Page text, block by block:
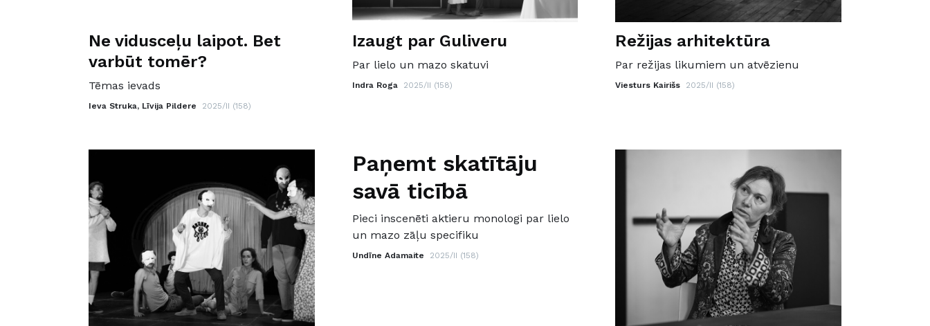
Ne vidusceļu laipot. Bet
varbūt tomēr?
Tēmas ievads
Ieva Struka, Līvija Pildere 2025/II (158)
Izaugt par Guliveru
Par lielo un mazo skatuvi
Indra Roga 2025/II (158)
Režijas arhitektūra
Par režijas likumiem un atvēzienu
Viesturs Kairišs 2025/II (158)
Paņemt skatītāju
savā ticībā
Pieci inscenēti aktieru monologi par lielo
un mazo zāļu specifiku
Undīne Adamaite 2025/II (158)